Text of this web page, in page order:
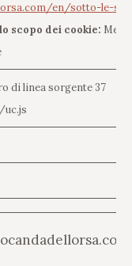
en/sotto-le-
scopo dei cookie:
di linea sorgente 37